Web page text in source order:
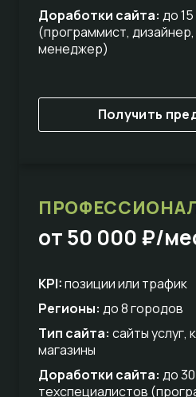
Доработки сайта: до
(программист,
менеджер)
Получить
от 50 000 ₽/
KPI:позиции или трафик
Регионы: до 8 городов
Тип сайта: сайты услуг,
магазины
Доработки сайта: до
техспециалистов